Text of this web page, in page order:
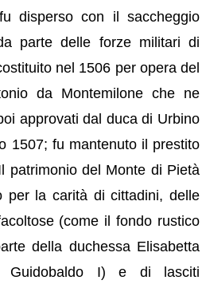
disperso con il saccheggio
parte delle forze militari di
nel 1506 per opera del
da Montemilone che ne
approvati dal duca di Urbino
1507; fu mantenuto il prestito
patrimonio del Monte di Pietà
per la carità di cittadini, delle
(come il fondo rustico
della duchessa Elisabetta
Guidobaldo I) e di lasciti